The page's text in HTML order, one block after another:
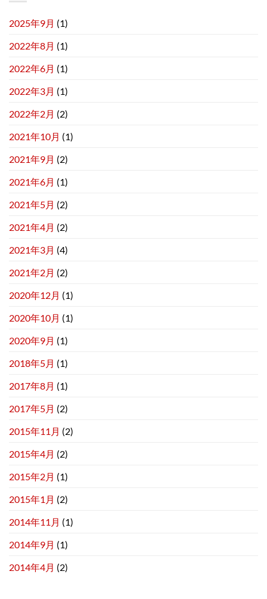
2025年9月 (1)
2022年8月 (1)
2022年6月 (1)
2022年3月 (1)
2022年2月 (2)
2021年10月 (1)
2021年9月 (2)
2021年6月 (1)
2021年5月 (2)
2021年4月 (2)
2021年3月 (4)
2021年2月 (2)
2020年12月 (1)
2020年10月 (1)
2020年9月 (1)
2018年5月 (1)
2017年8月 (1)
2017年5月 (2)
2015年11月 (2)
2015年4月 (2)
2015年2月 (1)
2015年1月 (2)
2014年11月 (1)
2014年9月 (1)
2014年4月 (2)